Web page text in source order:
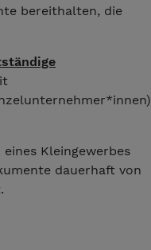
bereithalten, die
Kleingewerbes
dauerhaft von